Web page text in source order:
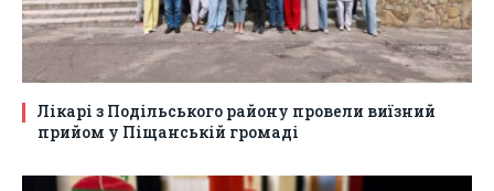
Лікарі з Подільського району провели виїзний
прийом у Піщанській громаді